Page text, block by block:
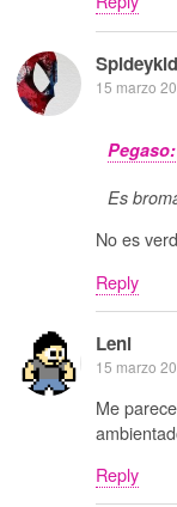
Spideykid
15 marzo
Pegaso:
Es
No es
Reply
Leni
15 marzo
Me
Reply